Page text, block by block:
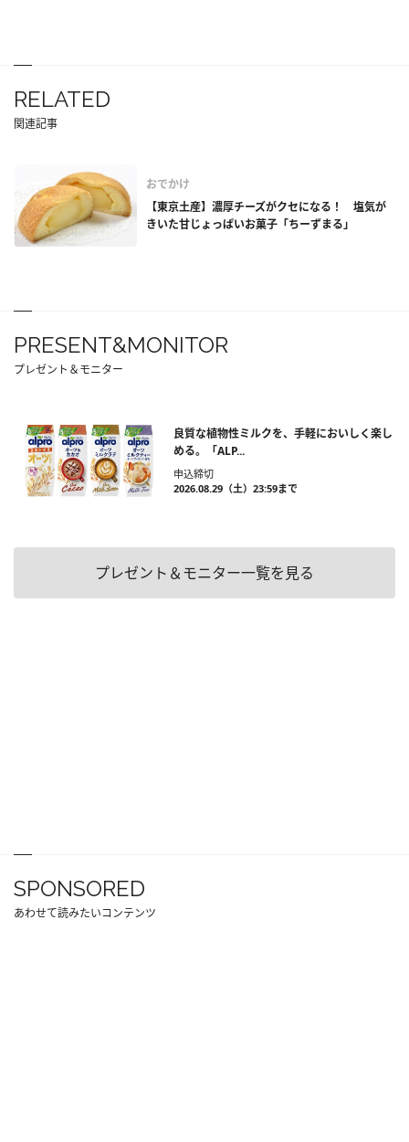
RELATED
関連記事
おでかけ
【東京土産】濃厚チーズがクセになる！ 塩気が
きいた甘じょっぱいお菓子「ちーずまる」
PRESENT&MONITOR
プレゼント＆モニター
良質な植物性ミルクを、手軽においしく楽し
める。「ALP...
申込締切
2026.08.29（土）23:59まで
プレゼント＆モニター一覧を見る
SPONSORED
あわせて読みたいコンテンツ